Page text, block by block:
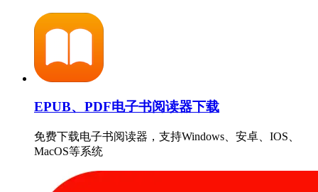
EPUB、PDF电子书阅读器下载
免费下载电子书阅读器，支持Windows、安卓、IOS、
MacOS等系统